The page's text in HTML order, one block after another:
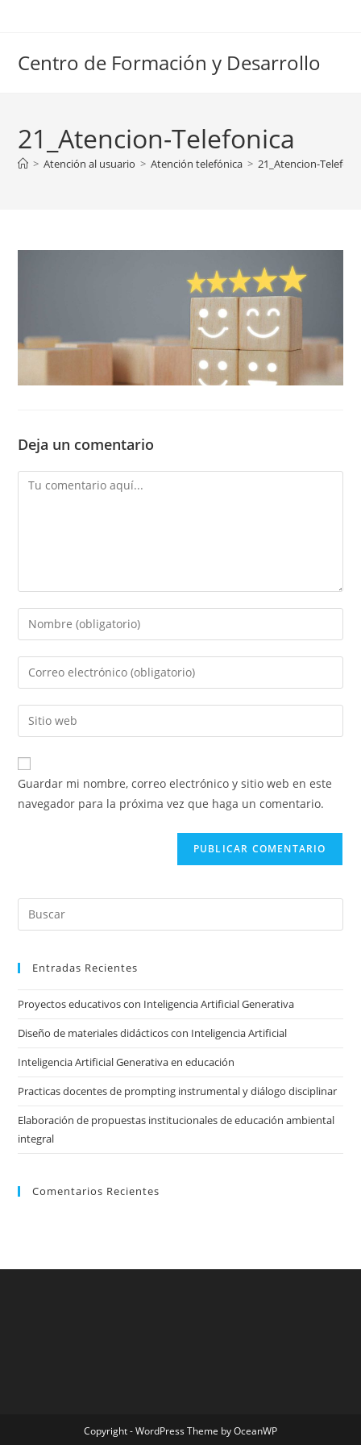
Centro de Formación y Desarrollo
21_Atencion-Telefonica
> Atención al usuario > Atención telefónica > 21_Atencion-
Deja un comentario
Comentario
Introducí
tu
nombre
de
usuario
para
comentar
Introducí
tu
dirección
de
electrónico
para
comentar
Introducí
la
URL
de
Guardar mi nombre, correo electrónico y sitio web en este
navegador para la próxima vez que haga un comentario.
Entradas Recientes
Proyectos educativos con Inteligencia Artificial Generativa
Diseño de materiales didácticos con Inteligencia Artificial
Inteligencia Artificial Generativa en educación
Practicas docentes de prompting instrumental y diálogo disciplinar
Elaboración de propuestas institucionales de educación ambiental
integral
Comentarios Recientes
Copyright - WordPress Theme by OceanWP